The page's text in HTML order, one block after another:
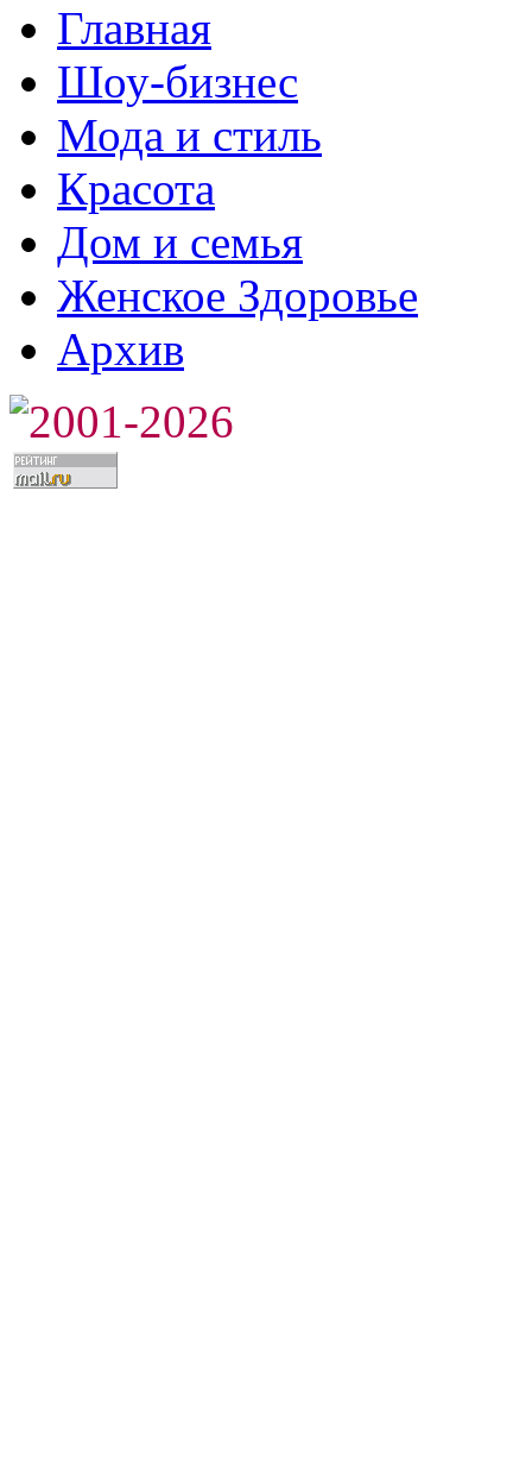
Главная
Шоу-бизнес
Мода и стиль
Красота
Дом и семья
Женское Здоровье
Архив
2001-2026